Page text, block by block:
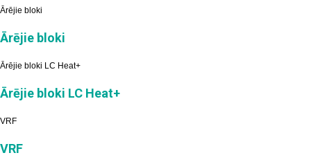
Ārējie bloki
Ārējie bloki
Ārējie bloki LC Heat+
Ārējie bloki LC Heat+
VRF
VRF